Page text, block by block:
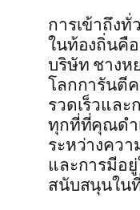
การเข้าถึง
ในท้องถิ่นคื
บริษัท ชางห
โลกการันตี
รวดเร็วแล
ทุกที่ที่คุณดำ
ระหว่างคว
และการมีอ
สนับสนุนใน